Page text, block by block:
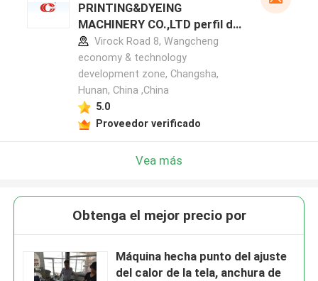
PRINTING&DYEING
MACHINERY CO.,LTD perfil del
fabricante
Virock Road 8, Wangcheng
economy & technology
development zone, Changsha,
Hunan, China ,China
5.0
Proveedor verificado
Vea más
Obtenga el mejor precio por
Máquina hecha punto del ajuste
del calor de la tela, anchura de